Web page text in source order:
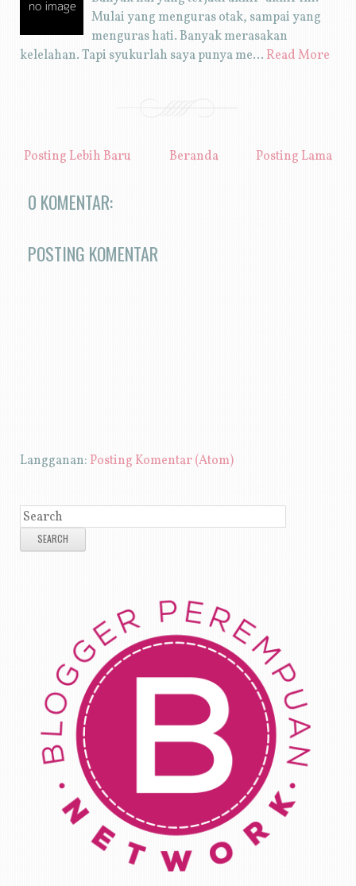
Mulai yang menguras otak, sampai yang
menguras hati. Banyak merasakan
kelelahan. Tapi syukurlah saya punya me… Read More
Posting Lebih Baru Posting Lama
Beranda
0 KOMENTAR:
POSTING KOMENTAR
Langganan: Posting Komentar (Atom)
SEARCH